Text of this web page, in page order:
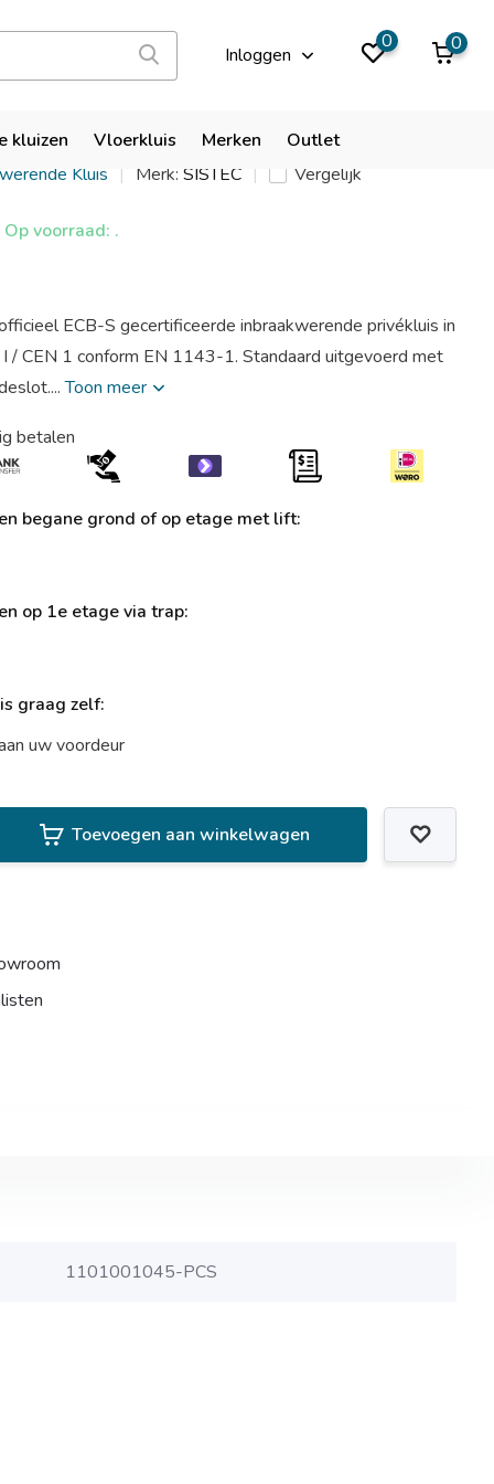
Inloggen
0 0
kluizen Vloerkluis Merken Outlet
9,9
ES I 570 EL
Kluis Merk:SISTEC Vergelijk
Op voorraad: .
ECB-S gecertificeerde inbraakwerende privékluis in
/ CEN 1 conform EN 1143-1. Standaard uitgevoerd met
Toon meer
betalen
begane grond of op etage met lift:
op 1e etage via trap:
graag zelf:
uw voordeur
Toevoegen aan winkelwagen
1101001045-PCS